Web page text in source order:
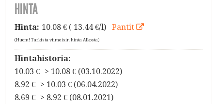
HINTA
Hinta: 10.08€ ( 13.44 €/l) Pantit
(Huom! Tarkista viimeisin hinta Alkosta)
Hintahistoria:
10.03 € -> 10.08 € (03.10.2022)
8.92 € -> 10.03 € (06.04.2022)
8.69 € -> 8.92 € (08.01.2021)